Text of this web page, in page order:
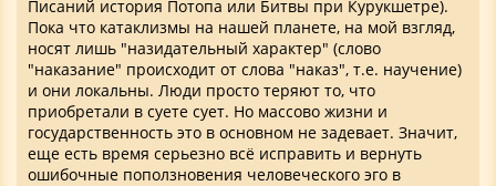
Писаний история Потопа или Битвы при Курукшетре).
Пока что катаклизмы на нашей планете, на мой взгляд,
носят лишь "назидательный характер" (слово
"наказание" происходит от слова "наказ", т.е. научение)
и они локальны. Люди просто теряют то, что
приобретали в суете сует. Но массово жизни и
государственность это в основном не задевает. Значит,
еще есть время серьезно всё исправить и вернуть
ошибочные поползновения человеческого эго в